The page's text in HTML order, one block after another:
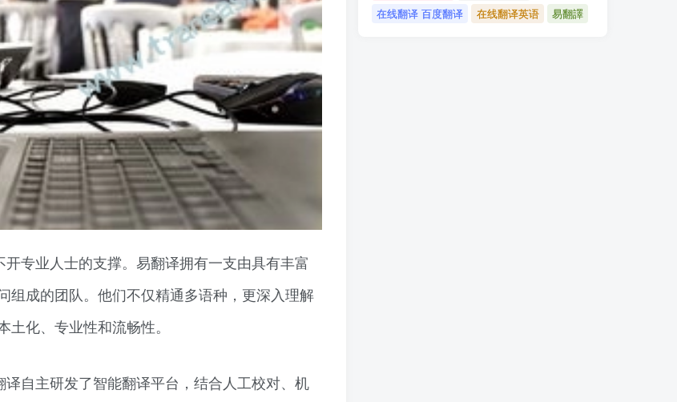
专业人士的支撑。易翻译拥有一支由具有丰富
组成的团队。他们不仅精通多语种，更深入理解
化、专业性和流畅性。
自主研发了智能翻译平台，结合人工校对、机
在线翻译 百度翻译
在线翻译英语 易翻譯